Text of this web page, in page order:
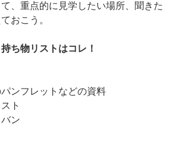
、重点的に見学したい場所、聞きた
おこう。
ち物リストはコレ！
パンフレットなどの資料
ト
ン